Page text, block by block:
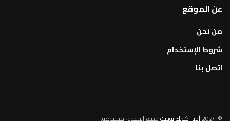
عن الموقع
من نحن
شروط الإستخدام
اتصل بنا
© 2024 أخبار كويك بوستجميع الحقوق محفوظة.